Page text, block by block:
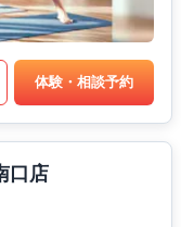
体験・相談予約
口店